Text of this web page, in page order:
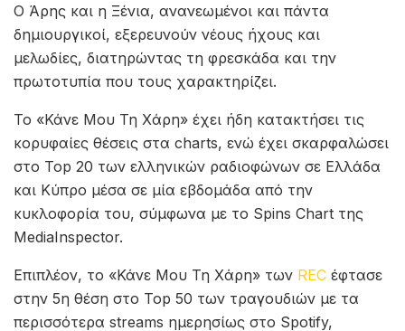
Ο Άρης και η Ξένια, ανανεωμένοι και πάντα
δημιουργικοί, εξερευνούν νέους ήχους και
μελωδίες, διατηρώντας τη φρεσκάδα και την
πρωτοτυπία που τους χαρακτηρίζει.
Το «Κάνε Μου Τη Χάρη» έχει ήδη κατακτήσει τις
κορυφαίες θέσεις στα charts, ενώ έχει σκαρφαλώσει
στο Top 20 των ελληνικών ραδιοφώνων σε Ελλάδα
και Κύπρο μέσα σε μία εβδομάδα από την
κυκλοφορία του, σύμφωνα με το Spins Chart της
MediaInspector.
Επιπλέον, το «Κάνε Μου Τη Χάρη» των REC έφτασε
στην 5η θέση στο Top 50 των τραγουδιών με τα
περισσότερα streams ημερησίως στο Spotify,